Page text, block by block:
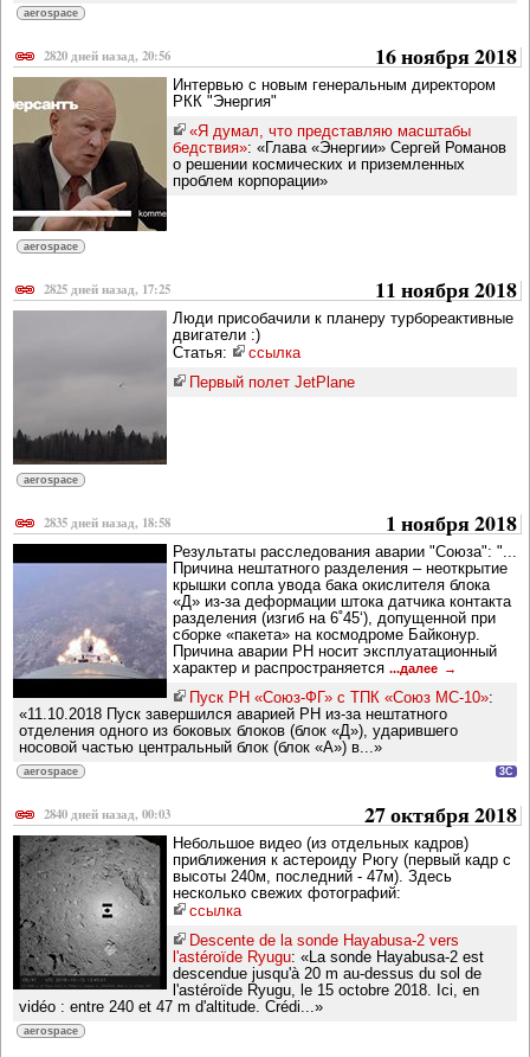
aerospace
2820 дней назад, 20:56 16 ноября 2018
Интервью с новым генеральным директором
РКК "Энергия"
«Я думал, что представляю масштабы
бедствия»: «Глава «Энергии» Сергей Романов
о решении космических и приземленных
проблем корпорации»
aerospace
2825 дней назад, 17:25 11 ноября 2018
Люди присобачили к планеру турбореактивные
двигатели :)
Статья:
ссылка
Первый полет JetPlane
aerospace
2835 дней назад, 18:58 1 ноября 2018
Результаты расследования аварии "Союза": "...
Причина нештатного разделения – неоткрытие
крышки сопла увода бака окислителя блока
«Д» из-за деформации штока датчика контакта
разделения (изгиб на 6˚45‘), допущенной при
сборке «пакета» на космодроме Байконур.
Причина аварии РН носит эксплуатационный
характер и распространяется ...далее
Пуск РН «Союз-ФГ» с ТПК «Союз МС-10»:
«11.10.2018 Пуск завершился аварией РН из-за нештатного
отделения одного из боковых блоков (блок «Д»), ударившего
носовой частью центральный блок (блок «А») в...»
aerospace 3C
2840 дней назад, 00:03 27 октября 2018
Небольшое видео (из отдельных кадров)
приближения к астероиду Рюгу (первый кадр с
высоты 240м, последний - 47м). Здесь
несколько свежих фотографий:
ссылка
Descente de la sonde Hayabusa-2 vers
l'astéroïde Ryugu: «La sonde Hayabusa-2 est
descendue jusqu'à 20 m au-dessus du sol de
l'astéroïde Ryugu, le 15 octobre 2018. Ici, en
vidéo : entre 240 et 47 m d'altitude. Crédi...»
aerospace